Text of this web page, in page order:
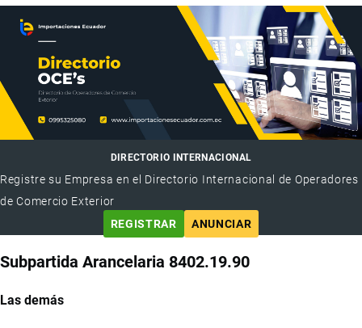
DIRECTORIO INTERNACIONAL
Registre su Empresa en el Directorio Internacional de Operadores
de Comercio Exterior
REGISTRAR
ANUNCIAR
Subpartida Arancelaria 8402.19.90
Las demás